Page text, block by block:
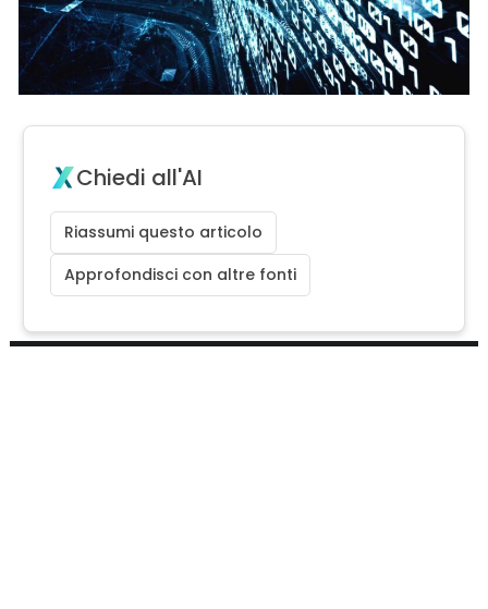
Chiedi all'AI
Riassumi questo articolo
Approfondisci con altre fonti